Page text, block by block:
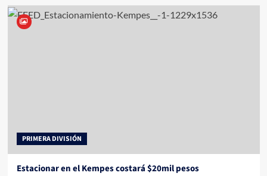
PRIMERA DIVISIÓN
Estacionar en el Kempes costará $20mil pesos